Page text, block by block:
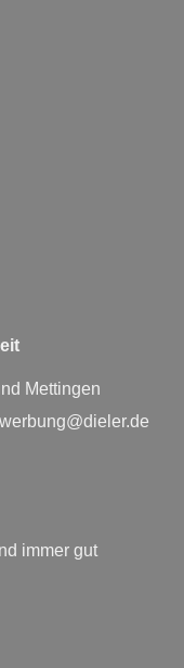
Mettingen
immer gut